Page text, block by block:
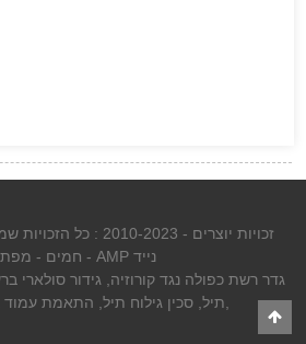
© זכויות יוצרים - 2010-2023 : כל הזכויות שמורות.
חמים - -
AMP נייד
גדר רשת כפולה נגד קורוזיה, גידור סולארי
תיל, סכין גילוח תיל, התאמת עמוד ,